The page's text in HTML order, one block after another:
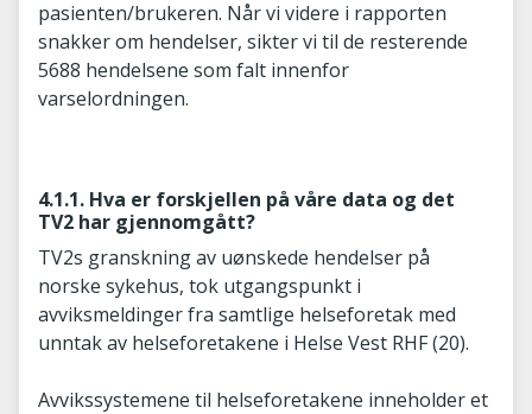
pasienten/brukeren. Når vi videre i rapporten
snakker om hendelser, sikter vi til de resterende
5688 hendelsene som falt innenfor
varselordningen.
4.1.1. Hva er forskjellen på våre data og det
TV2 har gjennomgått?
TV2s granskning av uønskede hendelser på
norske sykehus, tok utgangspunkt i
avviksmeldinger fra samtlige helseforetak med
unntak av helseforetakene i Helse Vest RHF (20).
Avvikssystemene til helseforetakene inneholder et